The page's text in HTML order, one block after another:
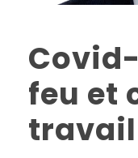
feu et
travail